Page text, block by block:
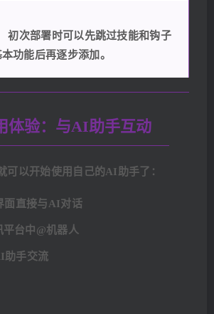
初次部署时可以先跳过技能和钩子
功能后再逐步添加。
体验：与AI助手互动
可以开始使用自己的AI助手了：
面直接与AI对话
台中@机器人
助手交流